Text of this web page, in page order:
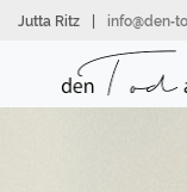
zumJutta Ritz